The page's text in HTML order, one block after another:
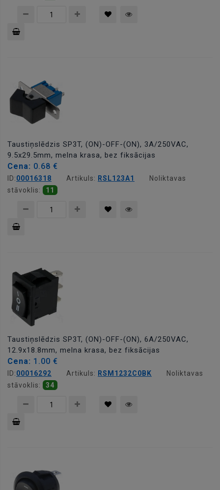
Taustiņslēdzis SP3T, (ON)-OFF-(ON), 3A/250VAC,
9.5x29.5mm, melna krasa, bez fiksācijas
Cena: 0.68 €
ID:00016318 Artikuls: RSL123A1
Noliktavas
stāvoklis:
11
Taustiņslēdzis SP3T, (ON)-OFF-(ON), 6A/250VAC,
12.9x18.8mm, melna krasa, bez fiksācijas
Cena: 1.00 €
ID:00016292 Artikuls: RSM1232C0BK
Noliktavas
stāvoklis:
34